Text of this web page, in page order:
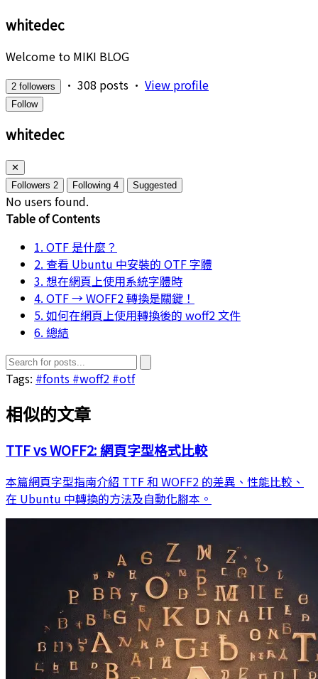
whitedec
Welcome to MIKI BLOG
2 followers • 308 posts • View profile
Follow
whitedec
✕
Followers 2 Following 4 Suggested
No users found.
Table of Contents
1. OTF 是什麼？
2. 查看 Ubuntu 中安裝的 OTF 字體
3. 想在網頁上使用系統字體時
4. OTF → WOFF2 轉換是關鍵！
5. 如何在網頁上使用轉換後的 woff2 文件
6. 總結
Tags: #fonts #woff2 #otf
相似的文章
TTF vs WOFF2: 網頁字型格式比較
本篇網頁字型指南介紹 TTF 和 WOFF2 的差異、性能比較、
在 Ubuntu 中轉換的方法及自動化腳本。